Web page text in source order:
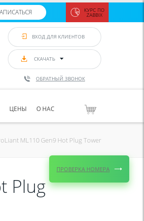
КУРС ПО
ZABBIX
ВХОД ДЛЯ КЛИЕНТОВ
СКАЧАТЬ
ОБРАТНЫЙ ЗВОНОК
ЦЕНЫ О НАС
ML110 Gen9 Hot Plug Tower
Plug
ПРОВЕРКА НОМЕРА